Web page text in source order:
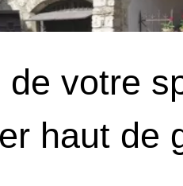
votre
haut de